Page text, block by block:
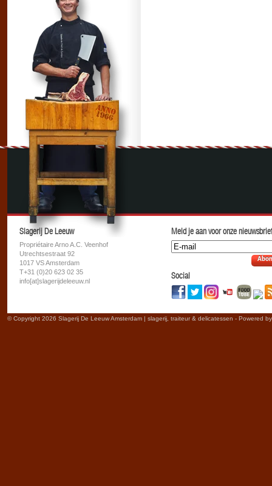
Slagerij De Leeuw
Propriétaire Arno A.C. Veenhof
Utrechtsestraat 92
1017 VS Amsterdam
T+31 (0)20 623 02 35
info[at]slagerijdeleeuw.nl
Meld je aan voor onze
Social
© Copyright 2026 Slagerij De Leeuw Amsterdam | slagerij, traiteur & delicatessen - Powered